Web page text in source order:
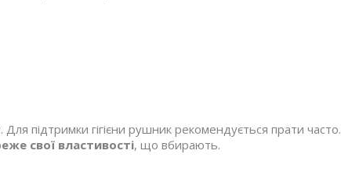
Для підтримки гігієни рушник рекомендується прати часто.
свої властивості, що вбирають.